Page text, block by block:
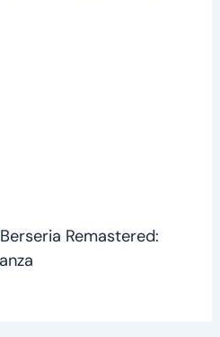
Remastered: